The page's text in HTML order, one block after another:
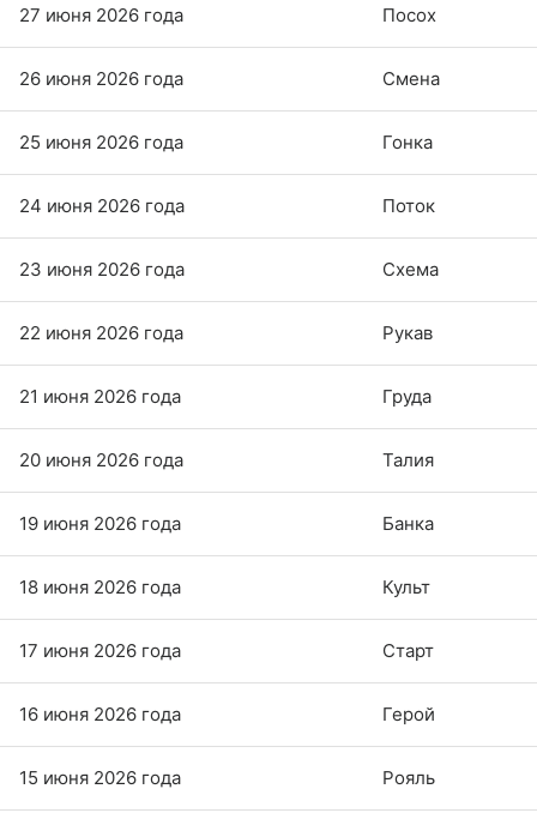
27 июня 2026 года Посох
26 июня 2026 года Смена
25 июня 2026 года Гонка
24 июня 2026 года Поток
23 июня 2026 года Схема
22 июня 2026 года Рукав
21 июня 2026 года Груда
20 июня 2026 года Талия
19 июня 2026 года Банка
18 июня 2026 года Культ
17 июня 2026 года Старт
16 июня 2026 года Герой
15 июня 2026 года Рояль